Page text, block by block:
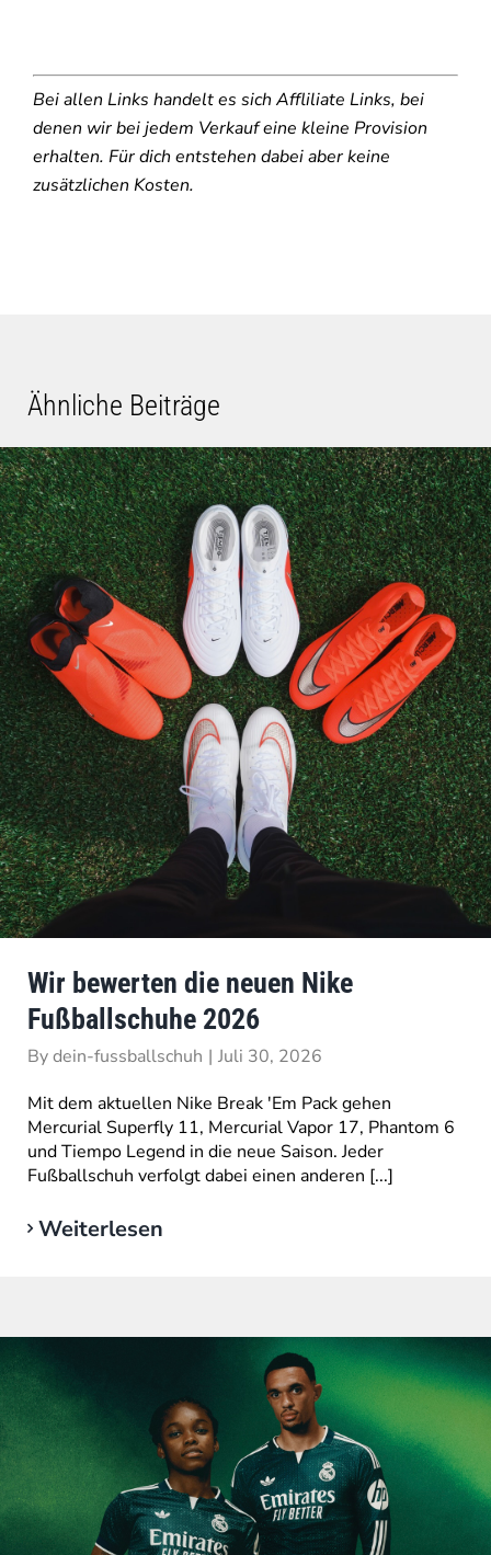
Bei allen Links handelt es sich Affliliate Links, bei
denen wir bei jedem Verkauf eine kleine Provision
erhalten. Für dich entstehen dabei aber keine
zusätzlichen Kosten.
Ähnliche Beiträge
Wir bewerten die neuen Nike
Fußballschuhe 2026
Bydein-fussballschuh | Juli 30, 2026
Mit dem aktuellen Nike Break 'Em Pack gehen
Mercurial Superfly 11, Mercurial Vapor 17, Phantom 6
und Tiempo Legend in die neue Saison. Jeder
Fußballschuh verfolgt dabei einen anderen [...]
Weiterlesen